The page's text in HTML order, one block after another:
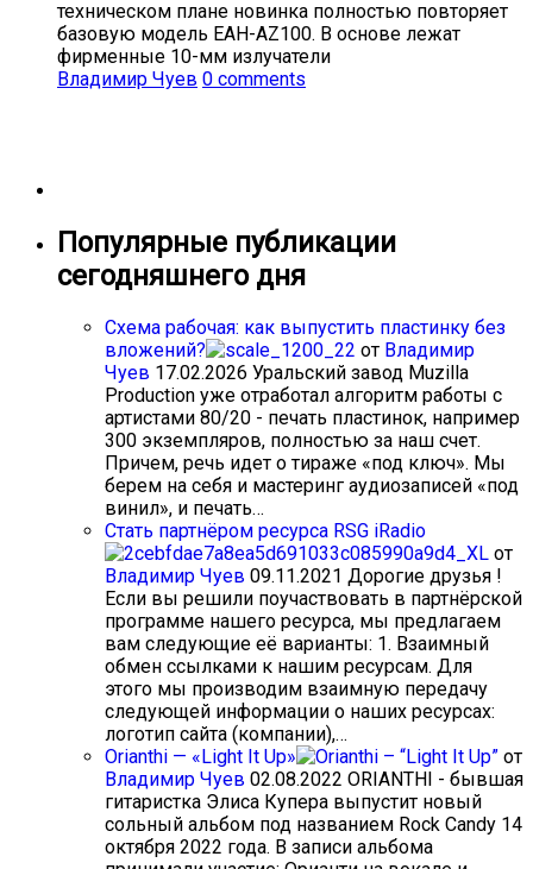
техническом плане новинка полностью повторяет
базовую модель EAH-AZ100. В основе лежат
фирменные 10-мм излучатели
Владимир Чуев 0 comments
Популярные публикации
сегодняшнего дня
Схема рабочая: как выпустить пластинку без
вложений?
от Владимир
Чуев 17.02.2026 Уральский завод Muzilla
Production уже отработал алгоритм работы с
артистами 80/20 - печать пластинок, например
300 экземпляров, полностью за наш счет.
Причем, речь идет о тираже «под ключ». Мы
берем на себя и мастеринг аудиозаписей «под
винил», и печать…
Стать партнёром ресурса RSG iRadio
от
Владимир Чуев 09.11.2021 Дорогие друзья !
Если вы решили поучаствовать в партнёрской
программе нашего ресурса, мы предлагаем
вам следующие её варианты: 1. Взаимный
обмен ссылками к нашим ресурсам. Для
этого мы производим взаимную передачу
следующей информации о наших ресурсах:
логотип сайта (компании),…
Orianthi — «Light It Up»
от
Владимир Чуев 02.08.2022 ORIANTHI - бывшая
гитаристка Элиса Купера выпустит новый
сольный альбом под названием Rock Candy 14
октября 2022 года. В записи альбома